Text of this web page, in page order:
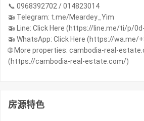
📞 0968392702 / 014823014
🚁 Telegram: t.me/Meardey_Yim
🚁 Line: Click Here (https://line.me/ti/p/
🚁 WhatsApp: Click Here (https://wa.me/
🌐 More properties: cambodia-real-
(https://cambodia-real-estate.com/)
房源特色